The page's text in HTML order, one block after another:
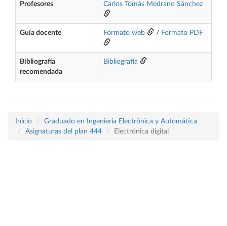
Profesores Carlos Tomás Medrano Sánchez
Guía docente Formato web / Formato PDF
Bibliografía
recomendada
Bibliografía
Inicio
Graduado en Ingeniería Electrónica y Automática
Asignaturas del plan 444
Electrónica digital